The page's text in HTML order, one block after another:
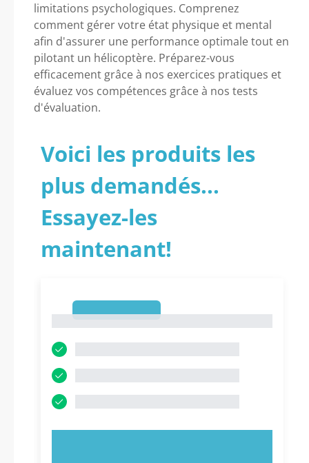
limitations psychologiques. Comprenez
comment gérer votre état physique et mental
afin d'assurer une performance optimale tout en
pilotant un hélicoptère. Préparez-vous
efficacement grâce à nos exercices pratiques et
évaluez vos compétences grâce à nos tests
d'évaluation.
Voici les produits les
plus demandés...
Essayez-les
maintenant!